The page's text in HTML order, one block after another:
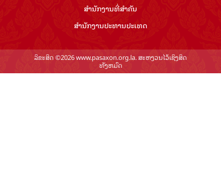
ສຳ​ນັກ​ງານ​ທີ່​ສຳ​ຄັນ
ສຳ​ນັກ​ງານ​ປະ​ທານ​ປະ​ເທດ
ລິຂະສິດ ©2026 www.pasaxon.org.la. ສະຫງວນໄວ້ເຊິງສິດ
ທັງຫມົດ